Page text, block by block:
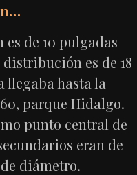
de 10 pulgadas
es de 18
llegaba hasta la
parque Hidalgo.
punto central de
eran de
de diámetro.